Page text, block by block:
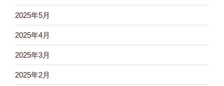
2025年5月
2025年4月
2025年3月
2025年2月